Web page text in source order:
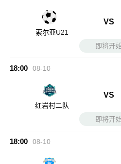
索尔亚U21
VS
即将开
18:00 08-10
红岩村二队
VS
即将开
18:00 08-10